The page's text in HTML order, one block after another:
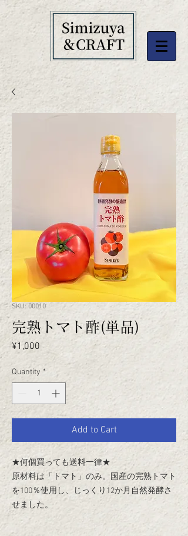
SKU: 00010
完熟トマト酢(単品)
¥1,000 Price
Quantity *
Add to Cart
★何個買っても送料一律★
原材料は「トマト」のみ。国産の完熟トマト
を100％使用し、じっくり12か月自然発酵さ
せました。
クセはなく、普段のお料理にご利用いただけ
る他、ハチミツとお水(炭酸)で割ればさっぱ